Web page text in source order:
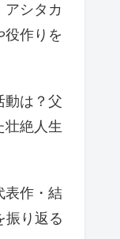
アシタカ
役作りを
動は？父
壮絶人生
表作・結
振り返る